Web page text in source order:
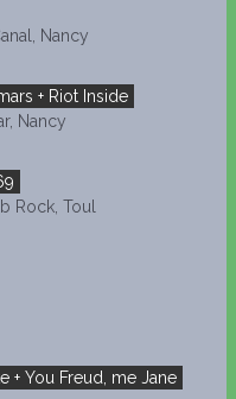
Nancy
+ Riot Inside
Nancy
Rock, Toul
+ You Freud, me Jane